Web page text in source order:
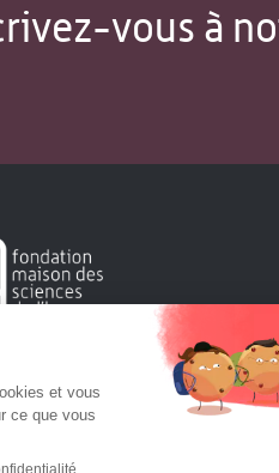
vous à
la Fondation Maison Sciences
recherche et la diffusion des
et sociales.